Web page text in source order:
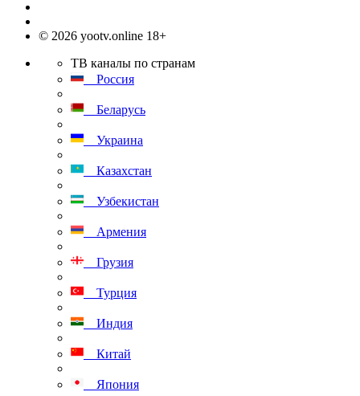
© 2026 yootv.online 18+
ТВ каналы по странам
Россия
Беларусь
Украина
Казахстан
Узбекистан
Армения
Грузия
Турция
Индия
Китай
Япония